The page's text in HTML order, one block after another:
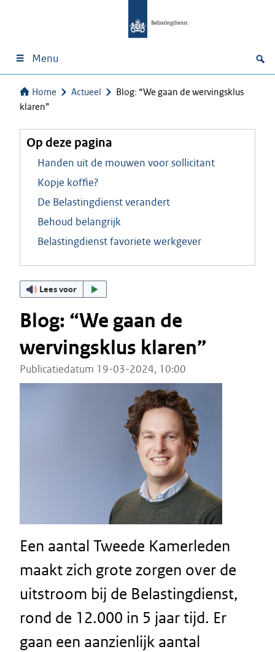
Menu
Home Actueel
Blog: “We gaan de wervingsklus
klaren”
Op deze pagina
Handen uit de mouwen voor sollicitant
Kopje koffie?
De Belastingdienst verandert
Behoud belangrijk
Belastingdienst favoriete werkgever
Lees voor
Blog: “We gaan de
wervingsklus klaren”
Publicatiedatum 19-03-2024, 10:00
Een aantal Tweede Kamerleden
maakt zich grote zorgen over de
uitstroom bij de Belastingdienst,
rond de 12.000 in 5 jaar tijd. Er
gaan een aanzienlijk aantal